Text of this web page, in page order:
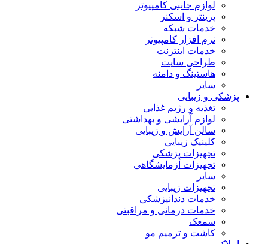
لوازم جانبی کامپیوتر
پرینتر و اسکنر
خدمات شبکه
نرم افزار کامپیوتر
خدمات اینترنت
طراحی سایت
هاستینگ و دامنه
سایر
پزشکی و زیبایی
تغذیه و رژیم غذایی
لوازم آرایشی و بهداشتی
سالن آرایش و زیبایی
کلینیک زیبایی
تجهیزات پزشکی
تجهیزات آزمایشگاهی
سایر
تجهیزات زیبایی
خدمات دندانپزشکی
خدمات درمانی و مراقبتی
سمعک
کاشت و ترمیم مو